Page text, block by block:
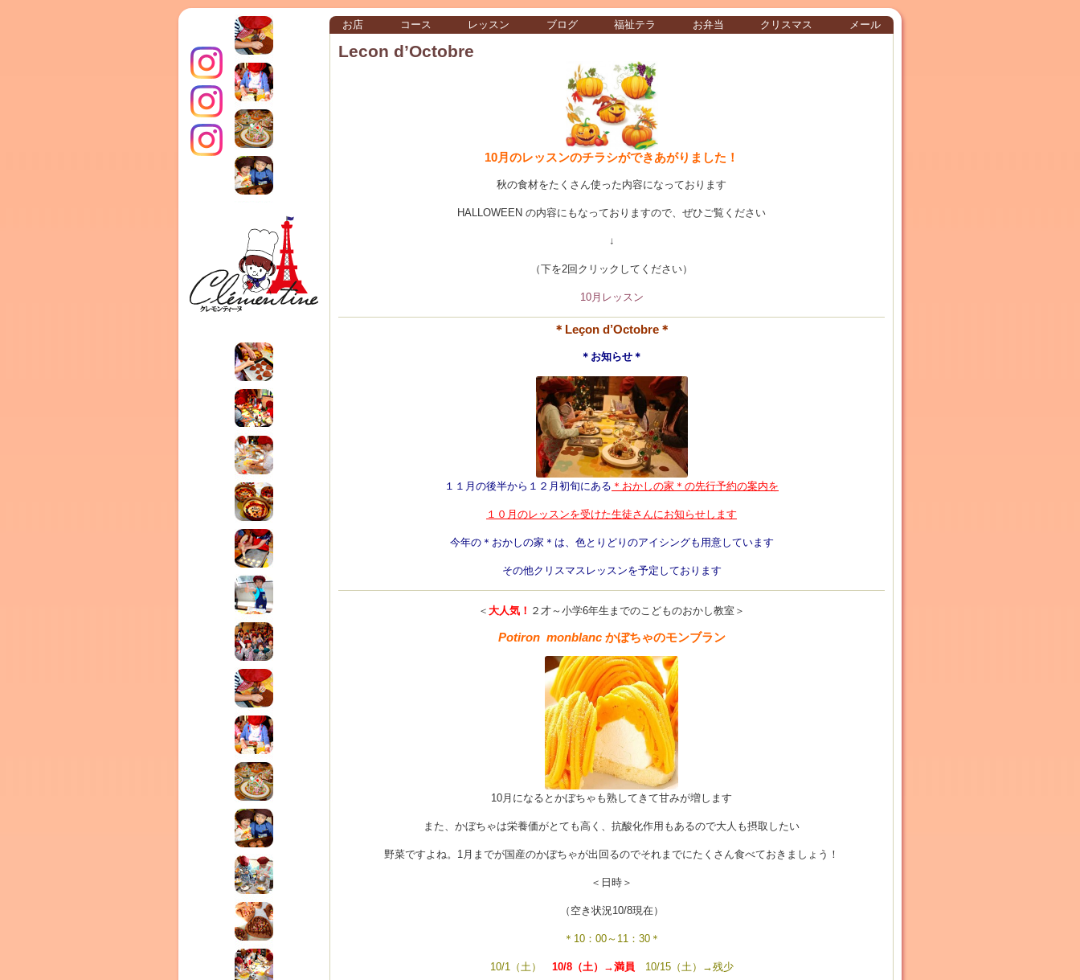
クレモンティーヌ – 新百合ヶ丘の料理教
室・テイクアウト Clémentine (produced
お店 コース レッスン ブログ 福祉テラ お弁当 クリスマス メール
インス
タグラ
Lecon d’Octobre
10月のレッスンのチラシができあがりました！
秋の食材をたくさん使った内容になっております
HALLOWEEN の内容にもなっておりますので、ぜひご覧ください
↓
（下を2回クリックしてください）
10月レッスン
＊Leçon d’Octobre＊
＊お知らせ＊
１１月の後半から１２月初旬にある ＊おかしの家＊の先行予約の案内を
１０月のレッスンを受けた生徒さんにお知らせします
今年の＊おかしの家＊は、色とりどりのアイシングも用意しています
その他クリスマスレッスンを予定しております
＜ 大人気！ ２才～小学6年生までのこどものおかし教室＞
Potiron monblancかぼちゃのモンブラン
10月になるとかぼちゃも熟してきて甘みが増します
また、かぼちゃは栄養価がとても高く、抗酸化作用もあるので大人も摂取したい
野菜ですよね。1月までが国産のかぼちゃが出回るのでそれまでにたくさん食べておきましょう！
＜日時＞
（空き状況10/8現在）
＊10：00～11：30＊
10/1（土） 10/8（土）→満員 10/15（土）→残少